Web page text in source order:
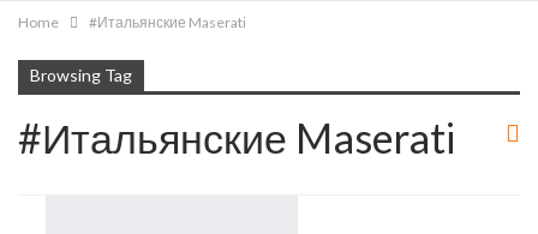
Home #Итальянские Maserati
Browsing Tag
#Итальянские Maserati